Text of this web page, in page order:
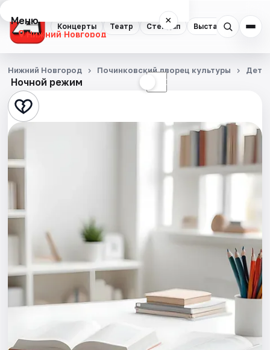
Концерты Театр Стендап Выставки
Меню ×
Нижний Новгород
Концерты
Театр
Стендап
Спорт
События
Города
Ночной режим ☾
Нижний Новгород Починковский дворец культуры